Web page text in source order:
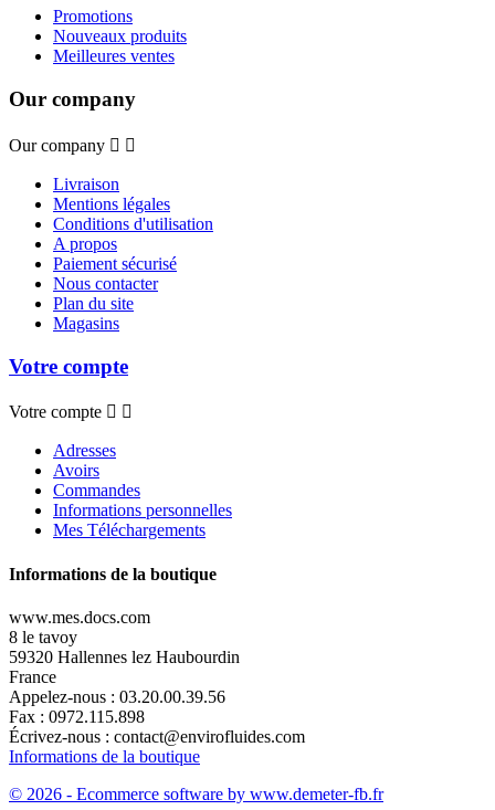
Promotions
Nouveaux produits
Meilleures ventes
Our company
Our company  
Livraison
Mentions légales
Conditions d'utilisation
A propos
Paiement sécurisé
Nous contacter
Plan du site
Magasins
Votre compte
Votre compte  
Adresses
Avoirs
Commandes
Informations personnelles
Mes Téléchargements
Informations de la boutique
www.mes.docs.com
8 le tavoy
59320 Hallennes lez Haubourdin
France
Appelez-nous : 03.20.00.39.56
Fax : 0972.115.898
Écrivez-nous : contact@envirofluides.com
Informations de la boutique
© 2026 - Ecommerce software by www.demeter-fb.fr